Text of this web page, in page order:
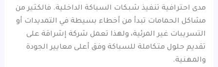
مدى احترافية تنفيذ شبكات السباكة الداخلية. فالكثير من
مشاكل الحمامات تبدأ من أخطاء بسيطة في التمديدات أو
التسريبات غير المرئية، ولهذا تعمل شركة إشراقة على
تقديم حلول متكاملة للسباكة وفق أعلى معايير الجودة
والمهنية.